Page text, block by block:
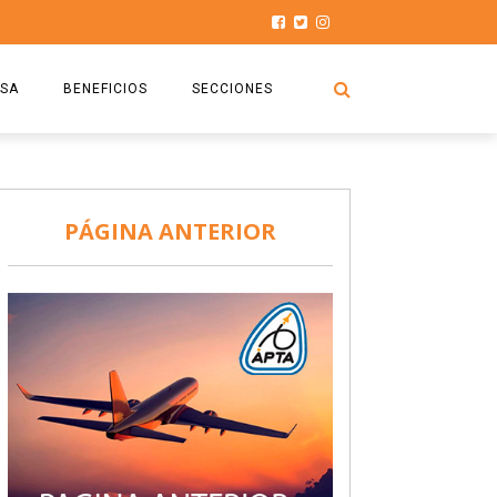
BENEFICIOS
COMISIÓN
SECCIONES
SEGURIDAD AÉREA
TURISMO Y RECREACIÓN
VIDEOS
PÁGINA ANTERIOR